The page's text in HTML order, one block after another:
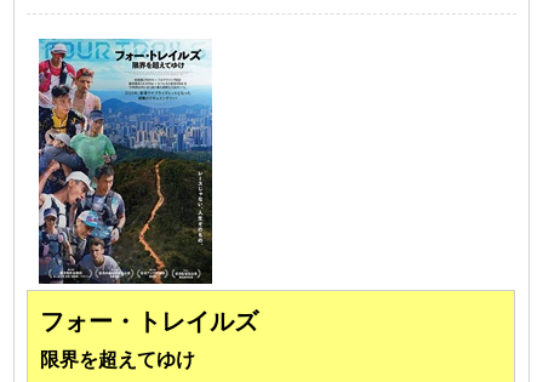
フォー・トレイルズ
限界を超えてゆけ